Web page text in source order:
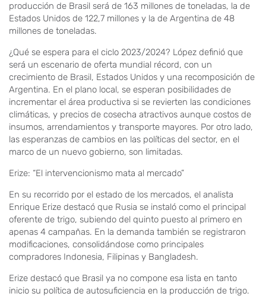
producción de Brasil será de 163 millones de toneladas, la de
Estados Unidos de 122,7 millones y la de Argentina de 48
millones de toneladas.
¿Qué se espera para el ciclo 2023/2024? López definió que
será un escenario de oferta mundial récord, con un
crecimiento de Brasil, Estados Unidos y una recomposición de
Argentina. En el plano local, se esperan posibilidades de
incrementar el área productiva si se revierten las condiciones
climáticas, y precios de cosecha atractivos aunque costos de
insumos, arrendamientos y transporte mayores. Por otro lado,
las esperanzas de cambios en las políticas del sector, en el
marco de un nuevo gobierno, son limitadas.
Erize: “El intervencionismo mata al mercado”
En su recorrido por el estado de los mercados, el analista
Enrique Erize destacó que Rusia se instaló como el principal
oferente de trigo, subiendo del quinto puesto al primero en
apenas 4 campañas. En la demanda también se registraron
modificaciones, consolidándose como principales
compradores Indonesia, Filipinas y Bangladesh.
Erize destacó que Brasil ya no compone esa lista en tanto
inicio su política de autosuficiencia en la producción de trigo.